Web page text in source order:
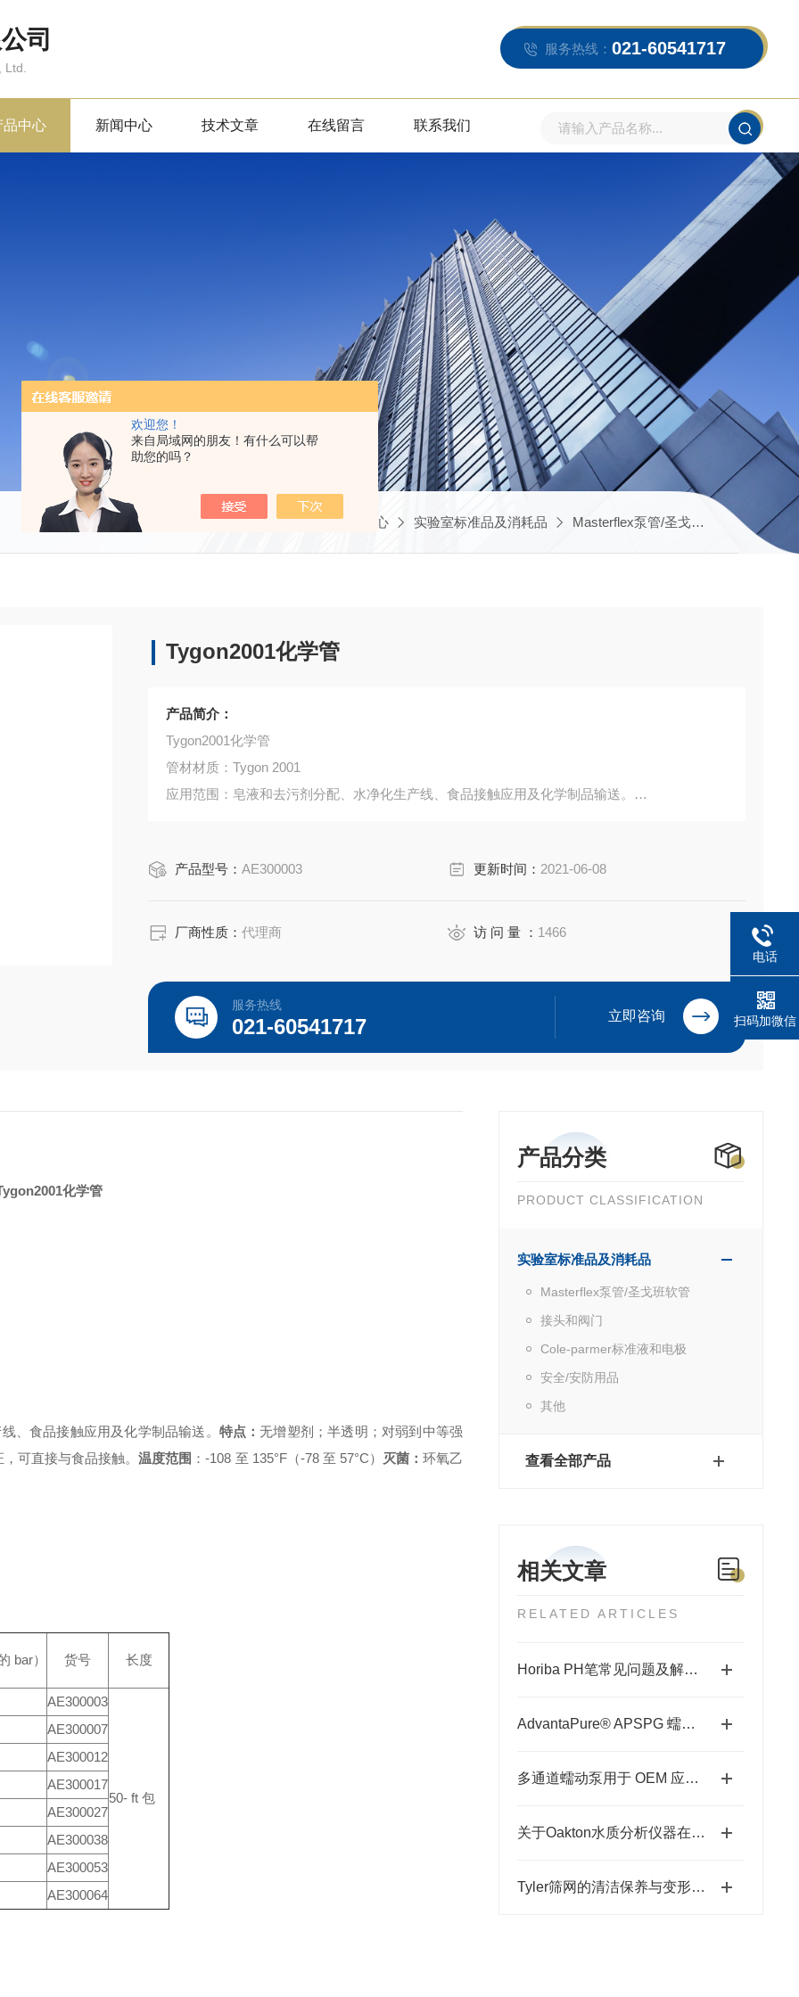
欢迎您！
来自局域网的朋友！有什么可以帮
助您的吗？
司 服务热线： 021-60541717
品中心 新闻中心 技术文章 在线留言 联系我们
当前位置：首页 产品中心 实验室标准品及消耗品 Masterflex泵管/圣戈班软管
Tygon2001化学管
产品简介：
Tygon2001化学管
管材材质：Tygon 2001
应用范围：皂液和去污剂分配、水净化生产线、食品接触应用及化学制品输送。
温度范围：-108 至 135°F（-78 至 57°C）
产品型号：AE300003 更新时间： 2021-06-08
厂商性质：代理商 访 问 量 ： 1466
服务热线
021-60541717 立即咨询
产品分类
PRODUCT CLASSIFICATION
实验室标准品及消耗品
Masterflex泵管/圣戈班软管
接头和阀门
Cole-parmer标准液和电极
安全/安防用品
其他
查看全部产品
相关文章
RELATED ARTICLES
Horiba PH笔常见问题及解决方法，助你高效使用
AdvantaPure® APSPG 蠕动泵级硅胶管的特点
多通道蠕动泵用于 OEM 应用时注意事项
关于Oakton水质分析仪器在冬季使用中维护的事
Tyler筛网的清洁保养与变形修复技巧
化学管
、食品接触应用及化学制品输送。 特点：无增塑剂；半透明；对弱到中等强
，可直接与食品接触。温度范围 ：-108 至 135°F（-78 至 57°C） 灭菌： 环氧乙
bar） 货号 长度
AE300003
50- ft 包
AE300007
AE300012
AE300017
AE300027
AE300038
AE300053
AE300064
电话
扫码加微信